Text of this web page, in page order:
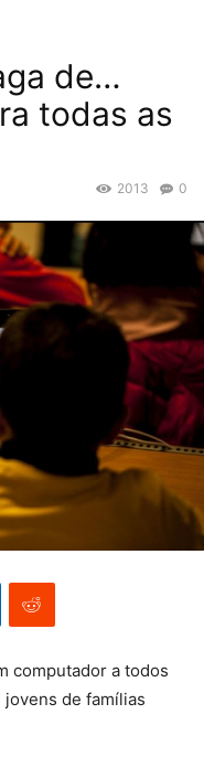
de…
todas as
0
2013
computador a todos
de famílias